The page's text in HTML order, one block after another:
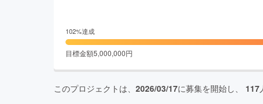
102%達成
目標金額5,000,000円
このプロジェクトは、 2026/03/17に募集を開始し、 117